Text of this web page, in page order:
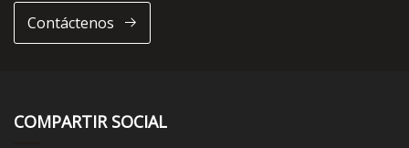
Contáctenos
COMPARTIR SOCIAL